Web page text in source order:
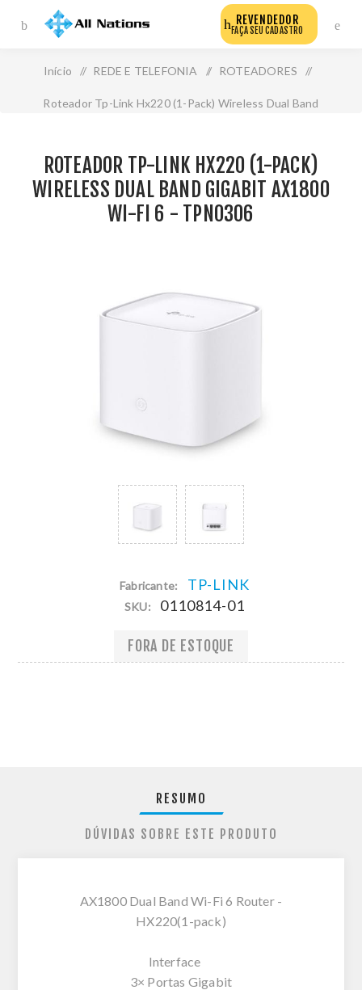
REVENDEDOR
FAÇA SEU CADASTRO
Início / REDE E TELEFONIA / ROTEADORES /
Roteador Tp-Link Hx220 (1-Pack) Wireless Dual Band
ROTEADOR TP-LINK HX220 (1-PACK)
WIRELESS DUAL BAND GIGABIT AX1800
WI-FI 6 - TPN0306
Fabricante: TP-LINK
SKU: 0110814-01
FORA DE ESTOQUE
RESUMO
DÚVIDAS SOBRE ESTE PRODUTO
AX1800 Dual Band Wi-Fi 6 Router -
HX220(1-pack)
Interface
3× Portas Gigabit